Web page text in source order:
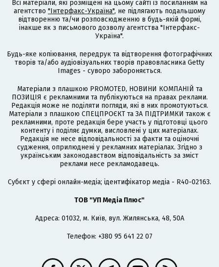
Всі матеріали, які розміщені на цьому сайті із посиланням на
агентство "Інтерфакс-Україна", не підлягають подальшому
відтворенню та/чи розповсюдженню в будь-якій формі,
інакше як з письмового дозволу агентства "Інтерфакс-
Україна".
Будь-яке копіювання, передрук та відтворення фотографічних
творів та/або аудіовізуальних творів правовласника Getty
Images - суворо забороняється.
Матеріали з плашкою PROMOTED, НОВИНИ КОМПАНІЙ та
ПОЗИЦІЯ є рекламними та публікуються на правах реклами.
Редакція може не поділяти погляди, які в них промотуються.
Матеріали з плашкою СПЕЦПРОЄКТ та ЗА ПІДТРИМКИ також є
рекламними, проте редакція бере участь у підготовці цього
контенту і поділяє думки, висловлені у цих матеріалах.
Редакція не несе відповідальності за факти та оціночні
судження, оприлюднені у рекламних матеріалах. Згідно з
українським законодавством відповідальність за зміст
реклами несе рекламодавець.
Cубєкт у сфері онлайн-медіа; ідентифікатор медіа - R40-02163.
ТОВ "УП Медіа Плюс"
Адреса: 01032, м. Київ, вул. Жилянська, 48, 50А
Телефон: +380 95 641 22 07